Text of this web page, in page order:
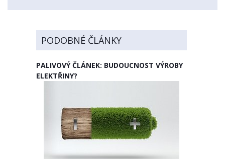
PODOBNÉ ČLÁNKY
PALIVOVÝ ČLÁNEK: BUDOUCNOST VÝROBY
ELEKTŘINY?